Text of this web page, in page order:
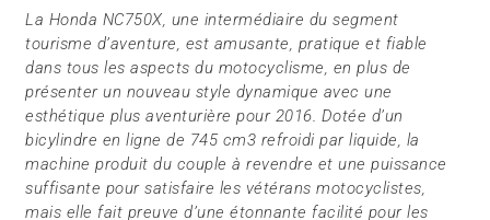
La Honda NC750X, une intermédiaire du segment
tourisme d’aventure, est amusante, pratique et fiable
dans tous les aspects du motocyclisme, en plus de
présenter un nouveau style dynamique avec une
esthétique plus aventurière pour 2016. Dotée d’un
bicylindre en ligne de 745 cm3 refroidi par liquide, la
machine produit du couple à revendre et une puissance
suffisante pour satisfaire les vétérans motocyclistes,
mais elle fait preuve d’une étonnante facilité pour les